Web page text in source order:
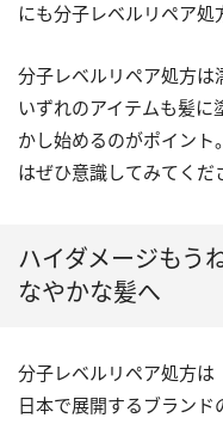
にも分子レベルリペア処
分子レベルリペア処方は
いずれのアイテムも髪
かし始めるのがポイン
はぜひ意識してみてくだ
ハイダメージもう
なやかな髪へ
分子レベルリペア処方は
日本で展開するブラン